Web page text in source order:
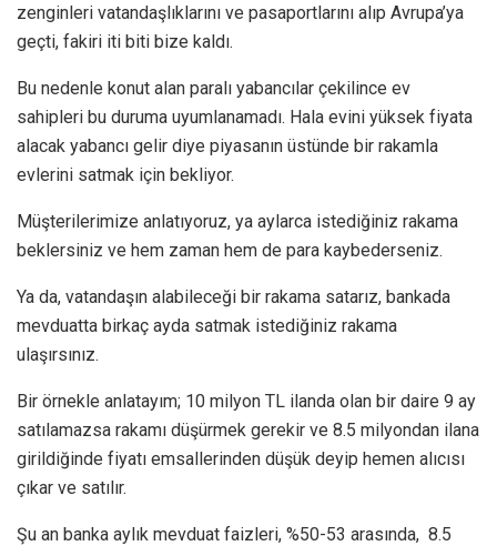
zenginleri vatandaşlıklarını ve pasaportlarını alıp Avrupa’ya
geçti, fakiri iti biti bize kaldı.
Bu nedenle konut alan paralı yabancılar çekilince ev
sahipleri bu duruma uyumlanamadı. Hala evini yüksek fiyata
alacak yabancı gelir diye piyasanın üstünde bir rakamla
evlerini satmak için bekliyor.
Müşterilerimize anlatıyoruz, ya aylarca istediğiniz rakama
beklersiniz ve hem zaman hem de para kaybederseniz.
Ya da, vatandaşın alabileceği bir rakama satarız, bankada
mevduatta birkaç ayda satmak istediğiniz rakama
ulaşırsınız.
Bir örnekle anlatayım; 10 milyon TL ilanda olan bir daire 9 ay
satılamazsa rakamı düşürmek gerekir ve 8.5 milyondan ilana
girildiğinde fiyatı emsallerinden düşük deyip hemen alıcısı
çıkar ve satılır.
Şu an banka aylık mevduat faizleri, %50-53 arasında, 8.5